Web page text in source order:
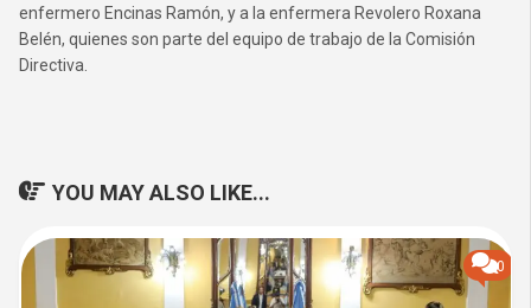
enfermero Encinas Ramón, y a la enfermera Revolero Roxana
Belén, quienes son parte del equipo de trabajo de la Comisión
Directiva.
YOU MAY ALSO LIKE...
0